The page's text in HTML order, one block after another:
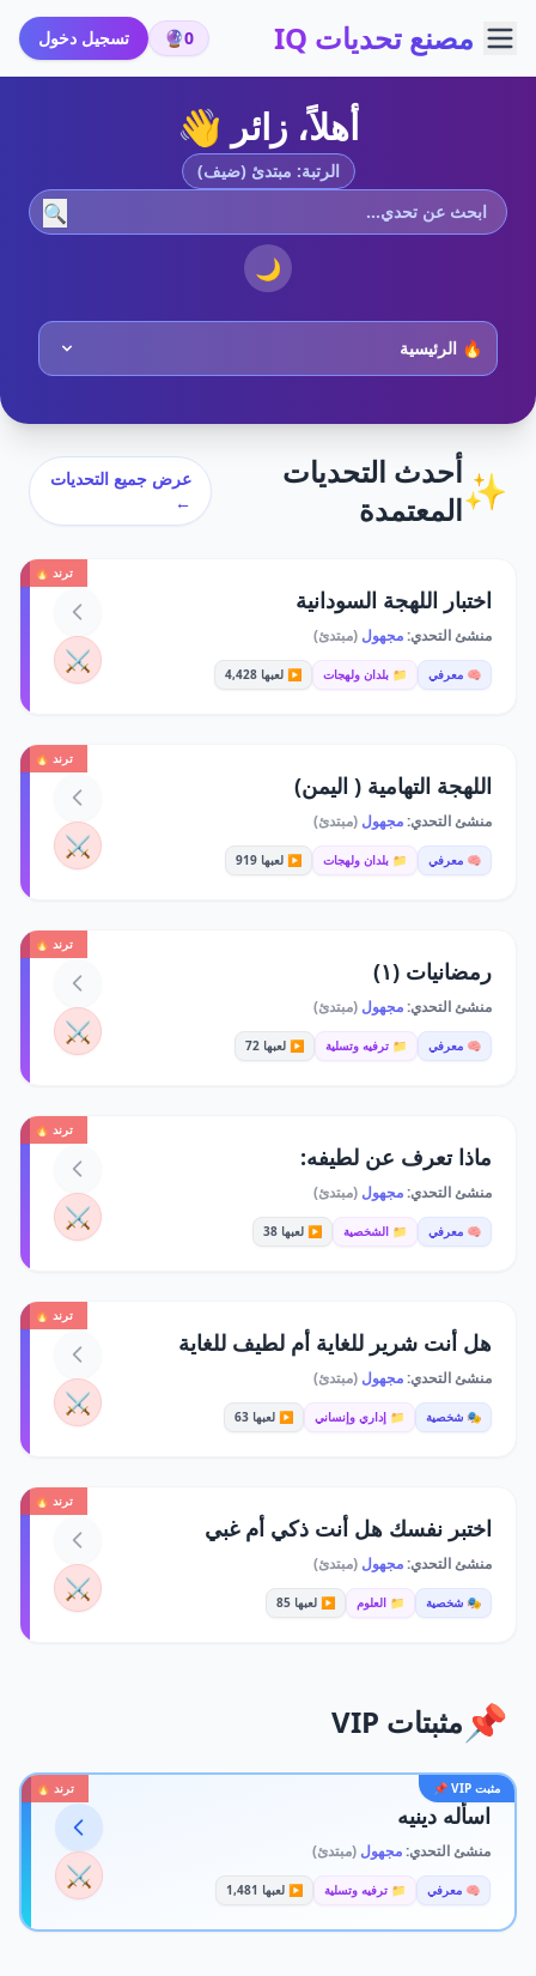
مصنع تحديات IQ 0
🔮 تسجيل دخول
أهلاً، زائر 👋
الرتبة: مبتدئ (ضيف)
🔍
🌙
✨أحدث التحديات
المعتمدة
عرض جميع التحديات
←
ترند 🔥
اختبار اللهجة السودانية
منشئ التحدي:مجهول (مبتدئ)
🧠 معرفي 📁 بلدان ولهجات ▶️ لعبها 4,428 ⚔️
ترند 🔥
اللهجة التهامية ( اليمن)
منشئ التحدي:مجهول (مبتدئ)
🧠 معرفي 📁 بلدان ولهجات ▶️ لعبها 919 ⚔️
ترند 🔥
رمضانيات (١)
منشئ التحدي:مجهول (مبتدئ)
🧠 معرفي 📁 ترفيه وتسلية ▶️ لعبها 72 ⚔️
ترند 🔥
ماذا تعرف عن لطيفه:
منشئ التحدي:مجهول (مبتدئ)
🧠 معرفي 📁 الشخصية ▶️ لعبها 38 ⚔️
ترند 🔥
هل أنت شرير للغاية أم لطيف للغاية
منشئ التحدي:مجهول (مبتدئ)
🎭 شخصية 📁 إداري وإنساني ▶️ لعبها 63 ⚔️
ترند 🔥
اختبر نفسك هل أنت ذكي أم غبي
منشئ التحدي:مجهول (مبتدئ)
🎭 شخصية 📁 العلوم ▶️ لعبها 85 ⚔️
📌 مثبتات VIP
مثبت VIP 📌 ترند 🔥
اسأله دينيه
منشئ التحدي:مجهول (مبتدئ)
🧠 معرفي 📁 ترفيه وتسلية ▶️ لعبها 1,481 ⚔️